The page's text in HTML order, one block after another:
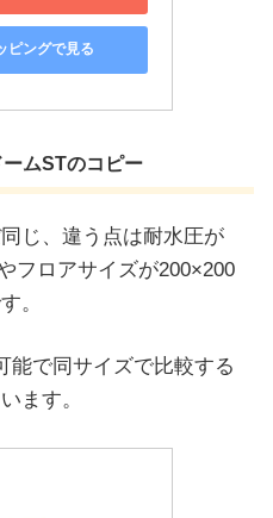
ピングで見る
ムSTのコピー
じ、違う点は耐水圧が
フロアサイズが200×200
。
能で同サイズで比較する
ます。